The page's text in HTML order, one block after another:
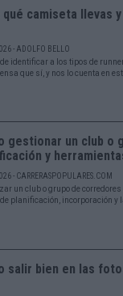
qué camiseta llevas
- ADOLFO BELLO
identificar a los tipos de
que sí, y nos lo cuenta en
gestionar un club o
y
- CARRERASPOPULARES.COM
un club o grupo de
planificación, incorporación y
salir bien en las